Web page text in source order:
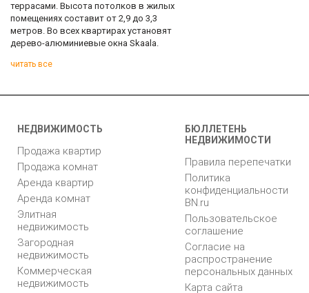
террасами. Высота потолков в жилых
помещениях составит от 2,9 до 3,3
метров. Во всех квартирах установят
дерево-алюминиевые окна Skaala.
читать все
Продажа квартир
Продажа комнат
Аренда квартир
Аренда комнат
Элитная
недвижимость
Загородная
недвижимость
Коммерческая
БЮЛЛЕТЕНЬ
Правила перепечатки
Политика
конфиденциальности
BN.ru
Пользовательское
соглашение
Согласие на
распространение
персональных данных